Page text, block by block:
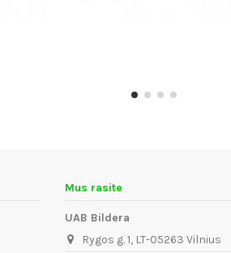
Mus rasite
UAB Bildera
Rygos g. 1, LT-05263 Vilnius